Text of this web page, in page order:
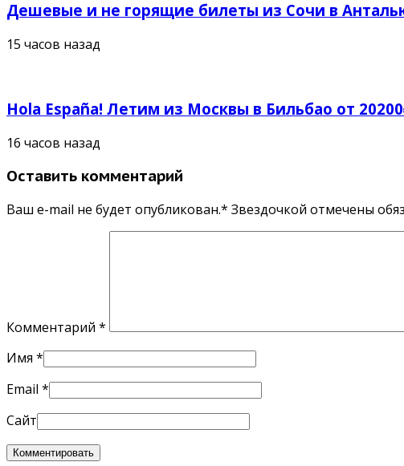
Дешевые и не горящие билеты из Сочи в
15 часов назад
Hola España! Летим из Москвы в Бильбао от
16 часов назад
Оставить комментарий
Ваш e-mail не будет опубликован.* Звездочкой отмечены
Комментарий *
Имя *
Email *
Сайт